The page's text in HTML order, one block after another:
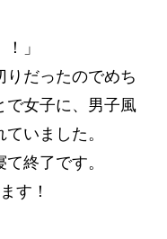
」
りだったのでめち
で女子に、男子風
いました。
終了です。
す！